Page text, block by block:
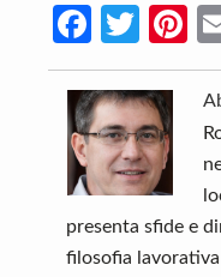
Fa
ce
b
o
o
k
T
w
itt
er
Pi
nt
er
presenta sfide e
filosofia